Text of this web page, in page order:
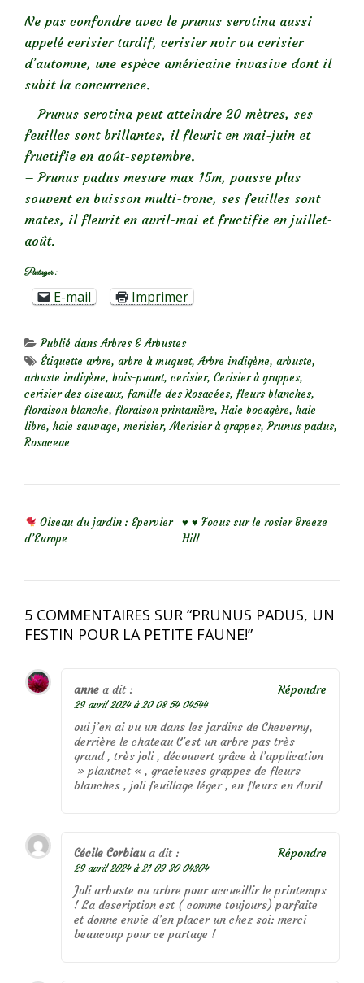
Ne pas confondre avec le prunus serotina aussi
appelé cerisier tardif, cerisier noir ou cerisier
d’automne, une espèce américaine invasive dont il
subit la concurrence.
– Prunus serotina peut atteindre 20 mètres, ses
feuilles sont brillantes, il fleurit en mai-juin et
fructifie en août-septembre.
– Prunus padus mesure max 15m, pousse plus
souvent en buisson multi-tronc, ses feuilles sont
mates, il fleurit en avril-mai et fructifie en juillet-
août.
Partager :
E-mail Imprimer
Publié dansArbres & Arbustes
Étiquette arbre, arbre à muguet,Arbre indigène, arbuste,
arbuste indigène, bois-puant, cerisier, Cerisier à grappes,
cerisier des oiseaux, famille des Rosacées, fleurs blanches,
floraison blanche, floraison printanière, Haie bocagère,haie
libre,haie sauvage, merisier,Merisier à grappes,Prunus padus,
Rosaceae
Oiseau du jardin : Epervier
d’Europe
♥️ ♥️ Focus sur le rosier Breeze
Hill
5 COMMENTAIRES SUR “PRUNUS PADUS, UN
FESTIN POUR LA PETITE FAUNE!”
anne a dit :
29 avril 2024 à 20 08 54 04544
oui j’en ai vu un dans les jardins de Cheverny,
derrière le chateau C’est un arbre pas très
grand , très joli , découvert grâce à l’application
» plantnet « , gracieuses grappes de fleurs
blanches , joli feuillage léger , en fleurs en Avril
Répondre
Cécile Corbiau a dit :
29 avril 2024 à 21 09 30 04304
Joli arbuste ou arbre pour accueillir le printemps
! La description est ( comme toujours) parfaite
et donne envie d’en placer un chez soi: merci
beaucoup pour ce partage !
Répondre